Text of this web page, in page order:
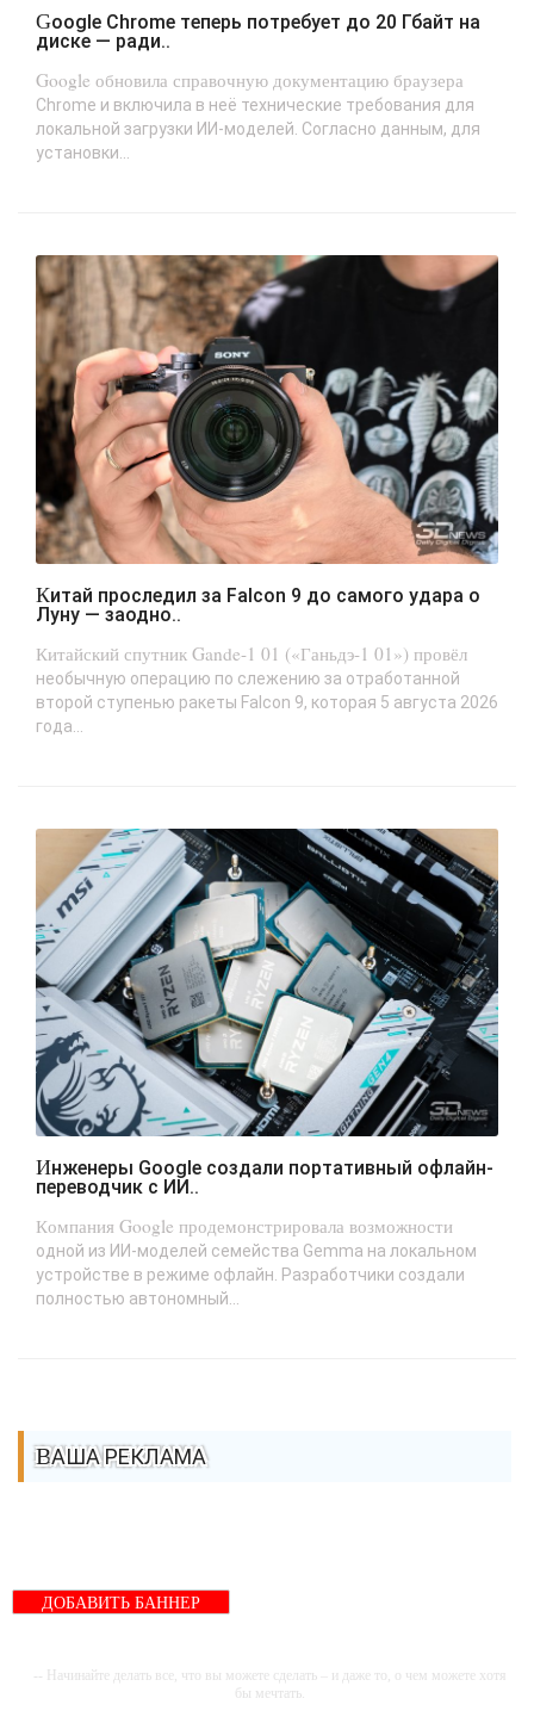
Google Chrome теперь потребует до 20 Гбайт на
диске — ради..
Google обновила справочную документацию браузера
Chrome и включила в неё технические требования для
локальной загрузки ИИ-моделей. Согласно данным, для
установки...
Китай проследил за Falcon 9 до самого удара о
Луну — заодно..
Китайский спутник Gande-1 01 («Ганьдэ-1 01») провёл
необычную операцию по слежению за отработанной
второй ступенью ракеты Falcon 9, которая 5 августа 2026
года...
Инженеры Google создали портативный офлайн-
переводчик с ИИ..
Компания Google продемонстрировала возможности
одной из ИИ-моделей семейства Gemma на локальном
устройстве в режиме офлайн. Разработчики создали
полностью автономный...
ВАША РЕКЛАМА
ДОБАВИТЬ БАННЕР
-- Начинайте делать все, что вы можете сделать – и даже то, о чем можете хотя
бы мечтать.